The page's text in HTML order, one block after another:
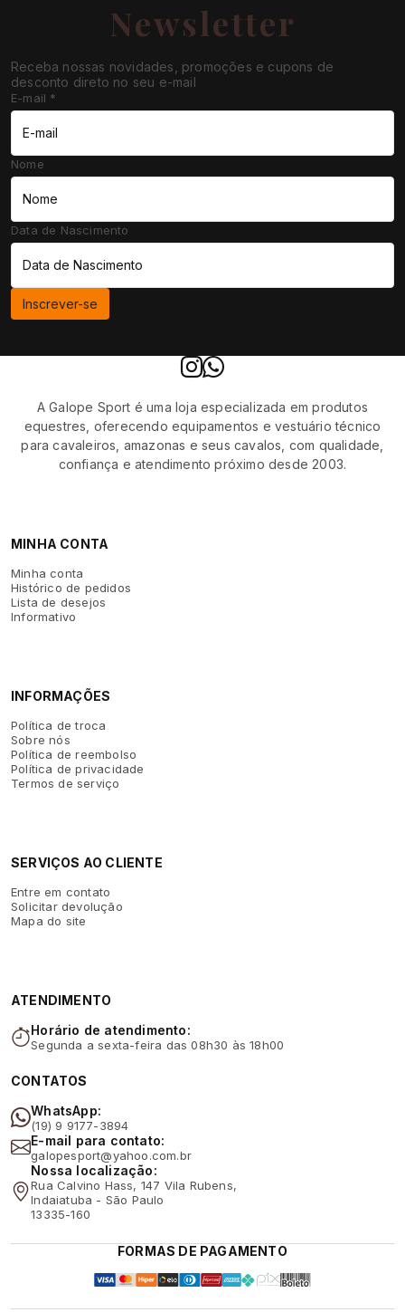
Newsletter
Receba nossas novidades, promoções e cupons de
desconto direto no seu e-mail
E-mail *
Nome
Data de Nascimento
Inscrever-se
A Galope Sport é uma loja especializada em produtos
equestres, oferecendo equipamentos e vestuário técnico
para cavaleiros, amazonas e seus cavalos, com qualidade,
confiança e atendimento próximo desde 2003.
MINHA CONTA
Minha conta
Histórico de pedidos
Lista de desejos
Informativo
INFORMAÇÕES
Política de troca
Sobre nós
Política de reembolso
Política de privacidade
Termos de serviço
SERVIÇOS AO CLIENTE
Entre em contato
Solicitar devolução
Mapa do site
ATENDIMENTO
Horário de atendimento:
Segunda a sexta-feira das 08h30 às 18h00
CONTATOS
WhatsApp:
(19) 9 9177-3894
E-mail para contato:
galopesport@yahoo.com.br
Nossa localização:
Rua Calvino Hass, 147 Vila Rubens,
Indaiatuba - São Paulo
13335-160
FORMAS DE PAGAMENTO